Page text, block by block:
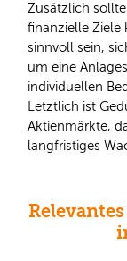
Zusätzlich
finanzielle Ziele
sinnvoll sein,
um eine
individuellen
Letztlich ist
Aktienmärkte,
langfristiges